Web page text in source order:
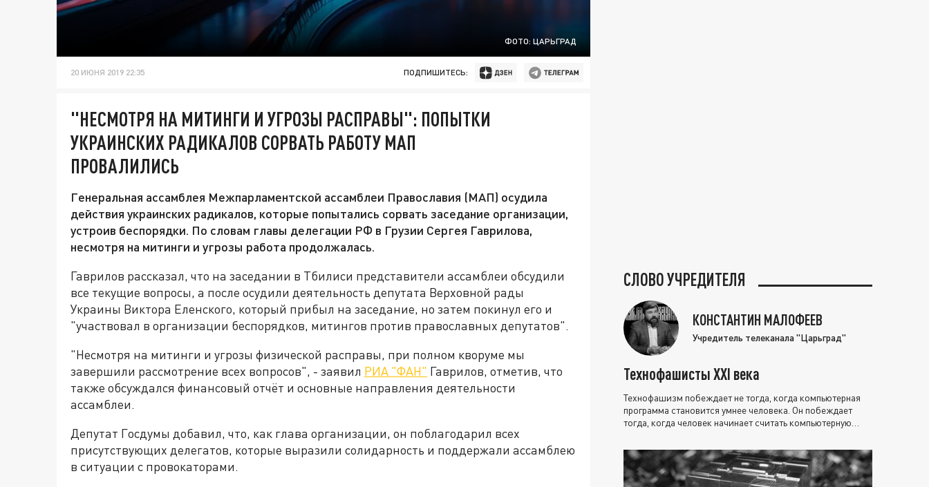
ФОТО: ЦАРЬГРАД
20 ИЮНЯ 2019 22:35 ПОДПИШИТЕСЬ:
"НЕСМОТРЯ НА МИТИНГИ И УГРОЗЫ РАСПРАВЫ": ПОПЫТКИ
УКРАИНСКИХ РАДИКАЛОВ СОРВАТЬ РАБОТУ МАП
ПРОВАЛИЛИСЬ
Генеральная ассамблея Межпарламентской ассамблеи Православия (МАП) осудила
действия украинских радикалов, которые попытались сорвать заседание организации,
устроив беспорядки. По словам главы делегации РФ в Грузии Сергея Гаврилова,
несмотря на митинги и угрозы работа продолжалась.
Гаврилов рассказал, что на заседании в Тбилиси представители ассамблеи обсудили
все текущие вопросы, а после осудили деятельность депутата Верховной рады
Украины Виктора Еленского, который прибыл на заседание, но затем покинул его и
"участвовал в организации беспорядков, митингов против православных депутатов".
"Несмотря на митинги и угрозы физической расправы, при полном кворуме мы
завершили рассмотрение всех вопросов", - заявил РИА "ФАН" Гаврилов, отметив, что
также обсуждался финансовый отчёт и основные направления деятельности
ассамблеи.
Депутат Госдумы добавил, что, как глава организации, он поблагодарил всех
присутствующих делегатов, которые выразили солидарность и поддержали ассамблею
в ситуации с провокаторами.
СЛОВО УЧРЕДИТЕЛЯ
КОНСТАНТИН МАЛОФЕЕВ
Учредитель телеканала "Царьград"
Технофашисты XXI века
Технофашизм побеждает не тогда, когда компьютерная
программа становится умнее человека. Он побеждает
тогда, когда человек начинает считать компьютерную